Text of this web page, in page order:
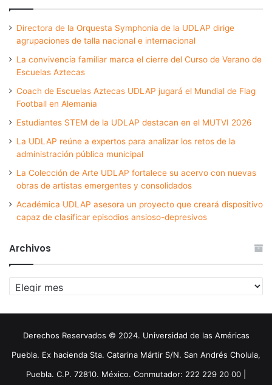
Directora de la Orquesta Symphonia de la UDLAP dirige
agrupaciones de talla nacional e internacional
La convivencia familiar marca el cierre del Curso de Verano de
Escuelas Aztecas
Coach de Escuelas Aztecas UDLAP jugará el Mundial de Flag
Football en Alemania
Estudiantes STEM de la UDLAP destacan en el MUTVI 2026
La UDLAP reúne a expertos para analizar los retos de la
administración pública municipal
La Colección de Arte UDLAP fortalece su acervo con nuevas
obras de artistas emergentes y consolidados
Académica UDLAP asesora un proyecto que creará dispositivo
capaz de clasificar episodios ansioso-depresivos
Archivos
Archivos
Derechos Reservados © 2024. Universidad de las Américas
Puebla. Ex hacienda Sta. Catarina Mártir S/N. San Andrés Cholula,
Puebla. C.P. 72810. México. Conmutador: 222 229 20 00 |